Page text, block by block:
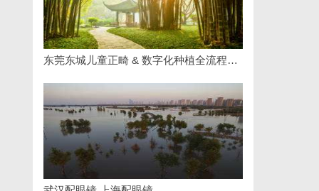
东莞东城儿童正畸 & 数字化种植全流程专业科普指南